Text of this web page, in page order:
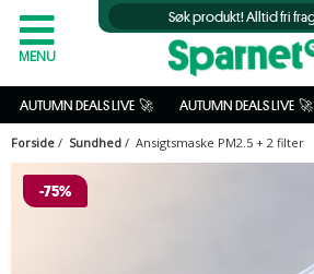
AUTUMN DEALS LIVE  🚀 AUTUMN DEALS LIVE  🚀
Forside / Sundhed / Ansigtsmaske PM2.5 + 2 filter
-75%
MENU